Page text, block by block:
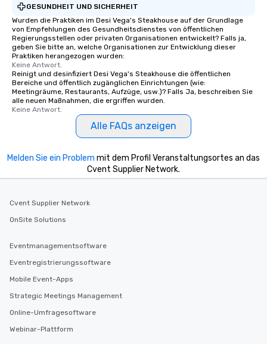
GESUNDHEIT UND SICHERHEIT
Wurden die Praktiken im Desi Vega's Steakhouse auf der Grundlage
von Empfehlungen des Gesundheitsdienstes von öffentlichen
Regierungsstellen oder privaten Organisationen entwickelt? Falls ja,
geben Sie bitte an, welche Organisationen zur Entwicklung dieser
Praktiken herangezogen wurden:
Keine Antwort.
Reinigt und desinfiziert Desi Vega's Steakhouse die öffentlichen
Bereiche und öffentlich zugänglichen Einrichtungen (wie:
Meetingräume, Restaurants, Aufzüge, usw.)? Falls Ja, beschreiben Sie
alle neuen Maßnahmen, die ergriffen wurden.
Keine Antwort.
Alle FAQs anzeigen
Melden Sie ein Problem mit dem Profil Veranstaltungsortes an das
Cvent Supplier Network.
Cvent Supplier Network
OnSite Solutions
Eventmanagementsoftware
Eventregistrierungssoftware
Mobile Event-Apps
Strategic Meetings Management
Online-Umfragesoftware
Webinar-Plattform